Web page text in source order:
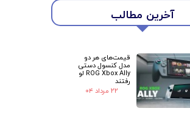
آخرین مطالب
قیمت‌های هر دو
مدل کنسول دستی
ROG Xbox Ally لو
رفتند
۲۲ مرداد ۰۴